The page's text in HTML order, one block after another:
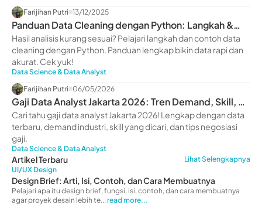
Farijihan Putri 13/12/2025
Panduan Data Cleaning dengan Python: Langkah &
Contohnya
Hasil analisis kurang sesuai? Pelajari langkah dan contoh data
cleaning dengan Python. Panduan lengkap bikin data rapi dan
akurat. Cek yuk!
Data Science & Data Analyst
Farijihan Putri 06/05/2026
Gaji Data Analyst Jakarta 2026: Tren Demand, Skill, &
Prospek Karier
Cari tahu gaji data analyst Jakarta 2026! Lengkap dengan data
terbaru, demand industri, skill yang dicari, dan tips negosiasi
gaji.
Data Science & Data Analyst
Artikel Terbaru
Lihat Selengkapnya
UI/UX Design
Design Brief: Arti, Isi, Contoh, dan Cara Membuatnya
Pelajari apa itu design brief, fungsi, isi, contoh, dan cara membuatnya
agar proyek desain lebih te... read more...